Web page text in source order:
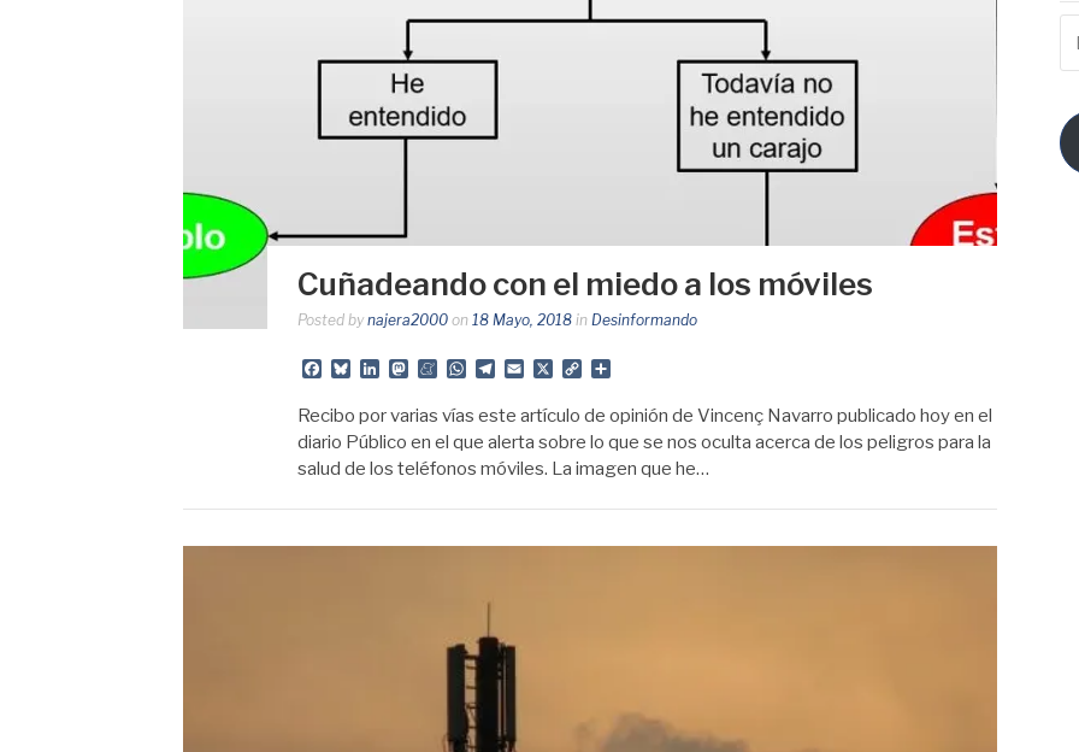
Cuñadeando con el miedo a los móviles
Posted by najera2000 on 18 Mayo, 2018 in Desinformando
Facebook
BlueskyLinkedIn
Mastodon
Meneame
WhatsApp
Telegram
Email
X
Copy
Recibo por varias vías este artículo de opinión de Vincenç Navarro publicado hoy en el
diario Público en el que alerta sobre lo que se nos oculta acerca de los peligros para la
salud de los teléfonos móviles. La imagen que he…